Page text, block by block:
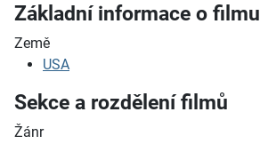
Základní informace o filmu
Země
USA
Sekce a rozdělení filmů
Žánr